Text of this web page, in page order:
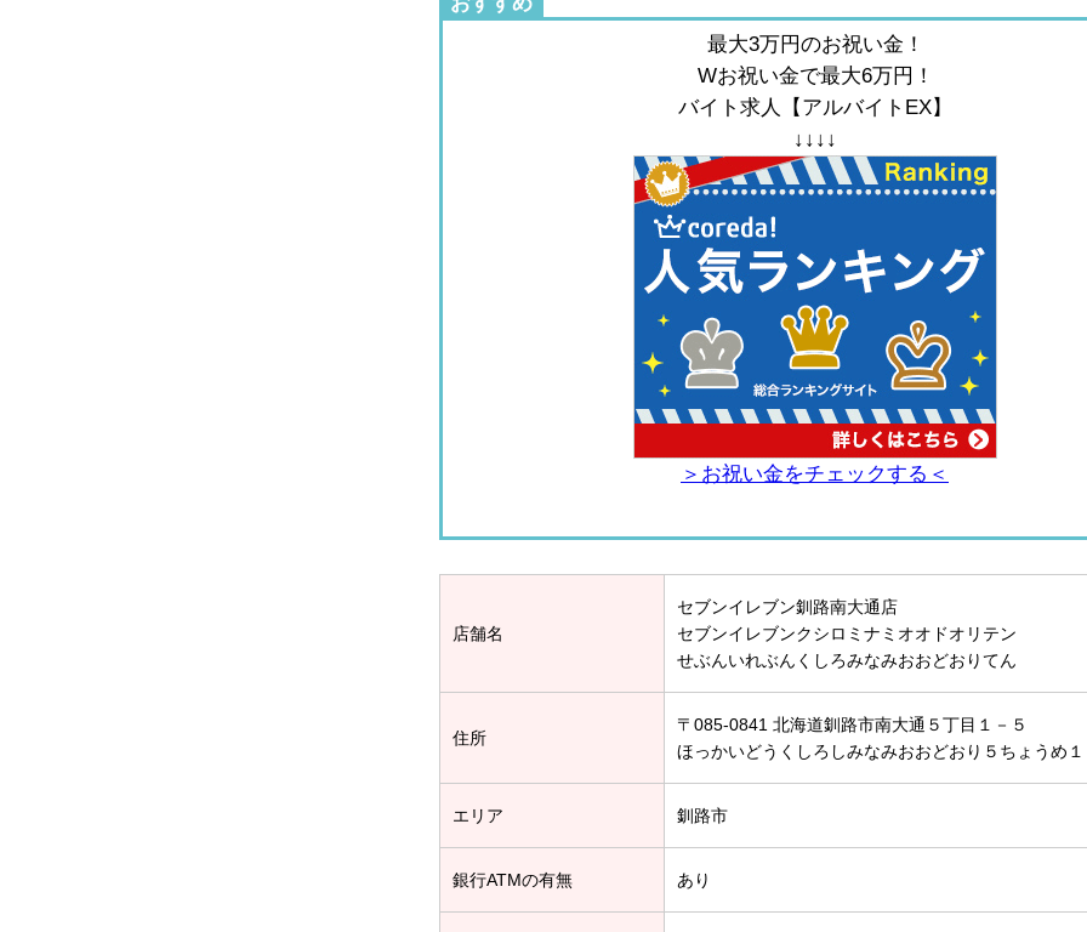
最大3万円のお祝い金！
Wお祝い金で最大6万円！
バイト求人【アルバイトEX】
↓↓↓↓
＞お祝い金をチェックする＜
店舗名
セブンイレブン釧路南大通店
セブンイレブンクシロミナミオオドオリテン
せぶんいれぶんくしろみなみおおどおりてん
住所
〒085-0841 北海道釧路市南大通５丁目１－５
ほっかいどうくしろしみなみおおどおり５ちょうめ
エリア 釧路市
銀行ATMの有無 あり